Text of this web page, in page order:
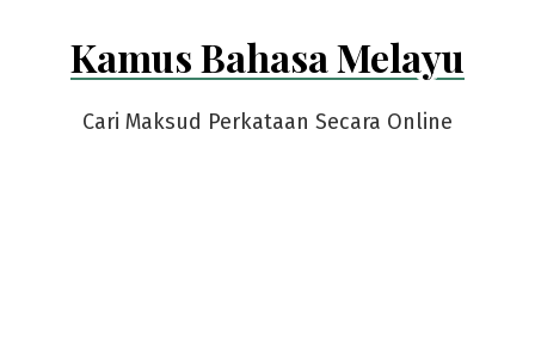
Kamus Bahasa Melayu
Cari Maksud Perkataan Secara Online